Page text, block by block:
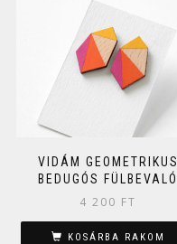
VIDÁM GEOMETRIKUS
BEDUGÓS FÜLBEVALÓ
4 200 FT
KOSÁRBA RAKOM